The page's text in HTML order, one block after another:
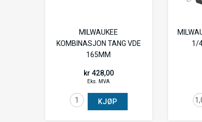
MILWAUKEE
KOMBINASJON TANG VDE
165MM
kr 428,00
Eks. MVA
KJØP
1/